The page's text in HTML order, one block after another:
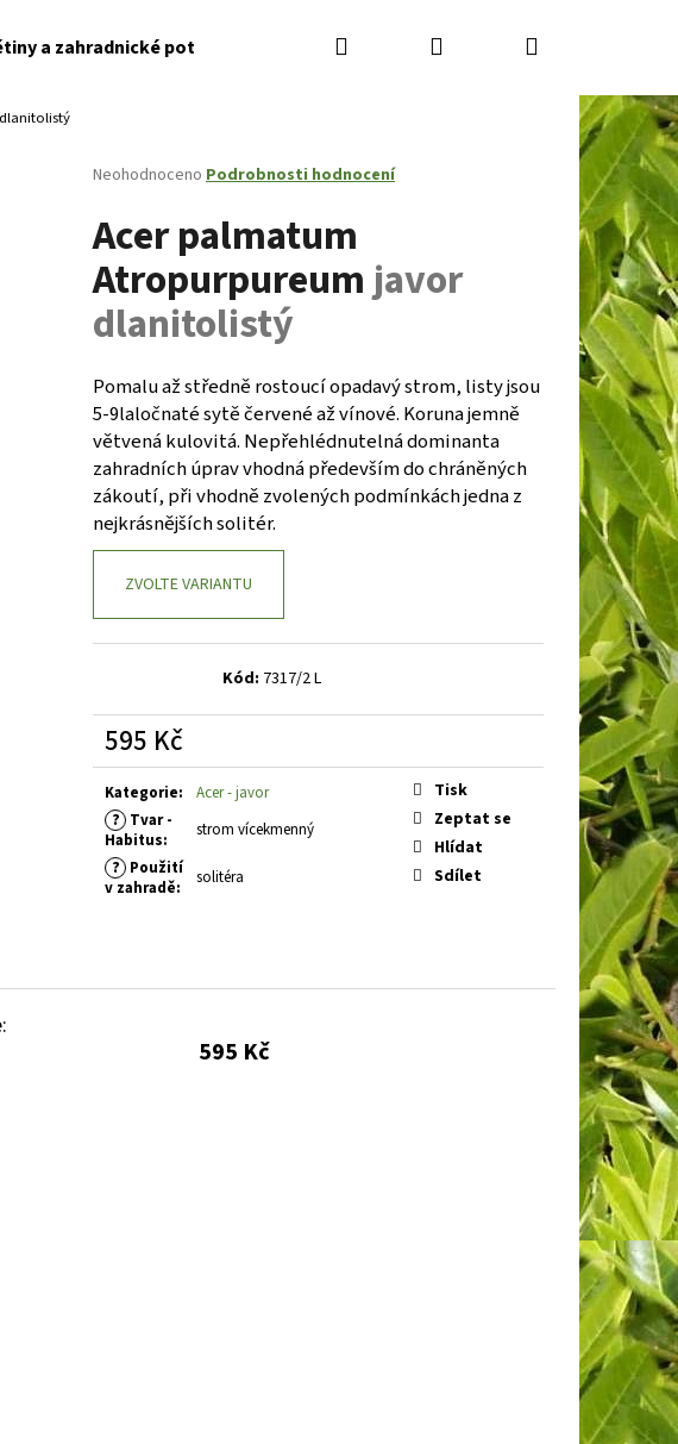
a zahradnické potřeby Kontakty Jak nakupovat
Hledat PřihlášeníNákupní
košík
Průměrné
produktu
je
0,0
z
hvězdiček.
Neohodnoceno Podrobnosti hodnocení
Acer palmatum
Atropurpureumjavor
dlanitolistý
Pomalu až středně rostoucí opadavý strom, listy jsou
5-9laločnaté sytě červené až vínové. Koruna jemně
větvená kulovitá. Nepřehlédnutelná dominanta
zahradních úprav vhodná především do chráněných
zákoutí, při vhodně zvolených podmínkách jedna z
nejkrásnějších solitér.
ZVOLTE VARIANTU
Kód: 7317/2 L
595 Kč
Měrná
cena:
Kategorie: Acer - javor
? Tvar -
Habitus: strom vícekmenný
? Použití
v zahradě: solitéra
Tisk
Zeptat se
Hlídat
Sdílet
595 Kč
Následující
PHLOX PANICULATA EARLY WHITEPLAMENKA